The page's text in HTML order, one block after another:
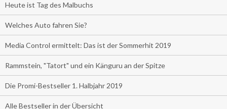
Heute ist Tag des Malbuchs
Welches Auto fahren Sie?
Media Control ermittelt: Das ist der Sommerhit 2019
Rammstein, "Tatort" und ein Känguru an der Spitze
Die Promi-Bestseller 1. Halbjahr 2019
Alle Bestseller in der Übersicht